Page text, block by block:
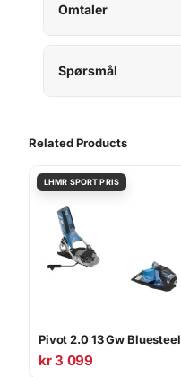
Omtaler
Spørsmål
Related Products
Pivot 2.0 13 Gw Bluesteel
kr3 099